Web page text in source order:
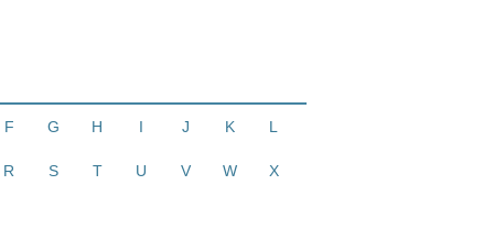
F G H I J K L
R S T U V W X